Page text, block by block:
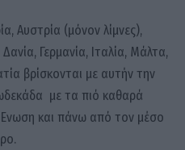
Αυστρία (μόνον λίμνες),
Γερμανία, Ιταλία, Μάλτα,
βρίσκονται με αυτήν την
με τα πιό καθαρά
και πάνω από τον μέσο